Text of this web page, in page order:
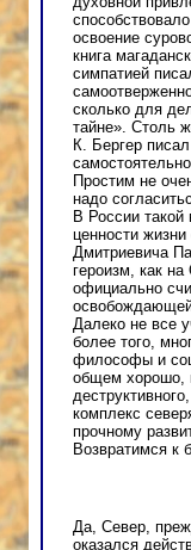
освоение
книга
симпатией
сколько для
тайне». Столь
К. Бергер
Простим не
надо
В России такой
ценности
Дмитриевича
героизм, как
официально
Далеко не все
более того,
философы и
общем хорошо,
комплекс
прочному
Возвратимся к
Да, Север,
оказался